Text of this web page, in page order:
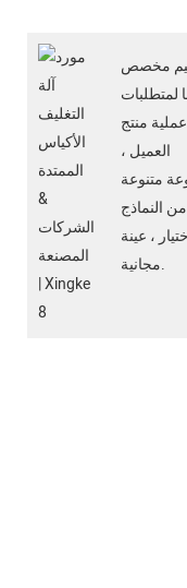
مخصص
لمتطلبات
عملية منتج
العميل ،
متنوعة
من النماذج
، عينة
مجانية.